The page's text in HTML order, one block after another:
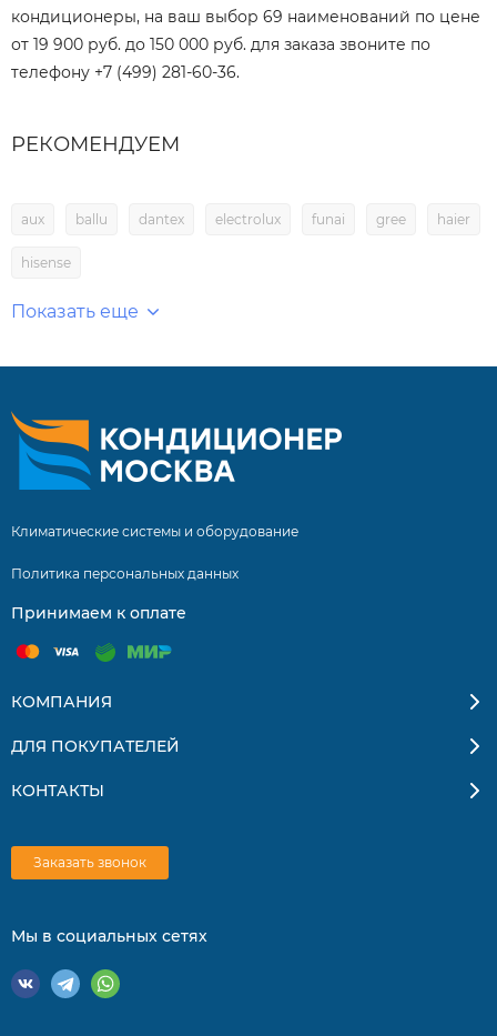
кондиционеры, на ваш выбор 69 наименований по цене
от 19 900 руб. до 150 000 руб. для заказа звоните по
телефону +7 (499) 281-60-36.
РЕКОМЕНДУЕМ
aux ballu dantex electrolux funai gree haier
hisense
Показать еще
Климатические системы и оборудование
Политика персональных данных
Принимаем к оплате
КОМПАНИЯ
ДЛЯ ПОКУПАТЕЛЕЙ
КОНТАКТЫ
Заказать звонок
Мы в социальных сетях